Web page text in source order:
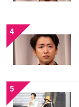
4
5